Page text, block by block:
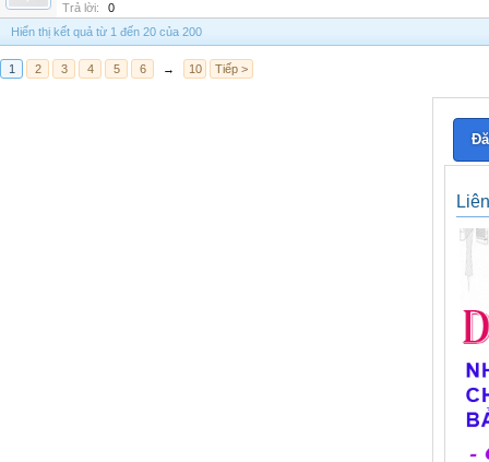
Trả lời:
0
Hiển thị kết quả từ 1 đến 20 của 200
1 2 3 4 5 6 → 10 Tiếp >